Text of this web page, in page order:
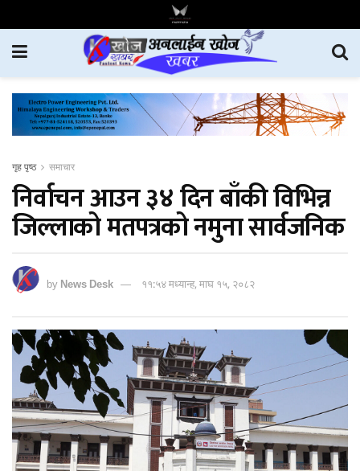
गृह पृष्ठ समाचार
निर्वाचन आउन ३४ दिन बाँकी विभिन्न
जिल्लाको मतपत्रको नमुना सार्वजनिक
byNews Desk ११:५४ मध्यान्ह, माघ १५, २०८२